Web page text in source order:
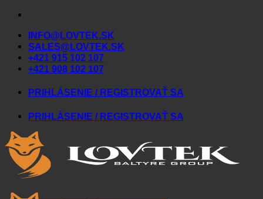
Skip
contentINFO@LOVTEK.SK
SALES@LOVTEK.SK
+421 915 102 107
+421 908 102 107
PRIHLÁSENIE / REGISTROVAŤ SA
PRIHLÁSENIE / REGISTROVAŤ SA